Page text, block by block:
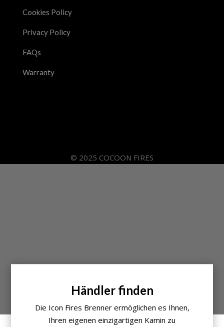
Cookies Policy
Privacy Policy
FAQs
Warranty
© 2025 COCOON FIRES
Händler finden
Die Icon Fires Brenner ermöglichen es Ihnen,
Ihren eigenen einzigartigen Kamin zu